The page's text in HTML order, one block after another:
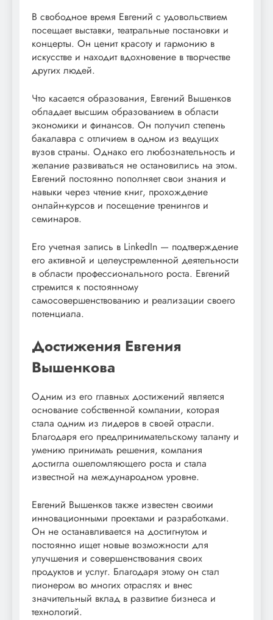
В свободное время Евгений с удовольствием
посещает выставки, театральные постановки и
концерты. Он ценит красоту и гармонию в
искусстве и находит вдохновение в творчестве
других людей.
Что касается образования, Евгений Вышенков
обладает высшим образованием в области
экономики и финансов. Он получил степень
бакалавра с отличием в одном из ведущих
вузов страны. Однако его любознательность и
желание развиваться не остановились на этом.
Евгений постоянно пополняет свои знания и
навыки через чтение книг, прохождение
онлайн-курсов и посещение тренингов и
семинаров.
Его учетная запись в LinkedIn — подтверждение
его активной и целеустремленной деятельности
в области профессионального роста. Евгений
стремится к постоянному
самосовершенствованию и реализации своего
потенциала.
Достижения Евгения
Вышенкова
Одним из его главных достижений является
основание собственной компании, которая
стала одним из лидеров в своей отрасли.
Благодаря его предпринимательскому таланту и
умению принимать решения, компания
достигла ошеломляющего роста и стала
известной на международном уровне.
Евгений Вышенков также известен своими
инновационными проектами и разработками.
Он не останавливается на достигнутом и
постоянно ищет новые возможности для
улучшения и совершенствования своих
продуктов и услуг. Благодаря этому он стал
пионером во многих отраслях и внес
значительный вклад в развитие бизнеса и
технологий.